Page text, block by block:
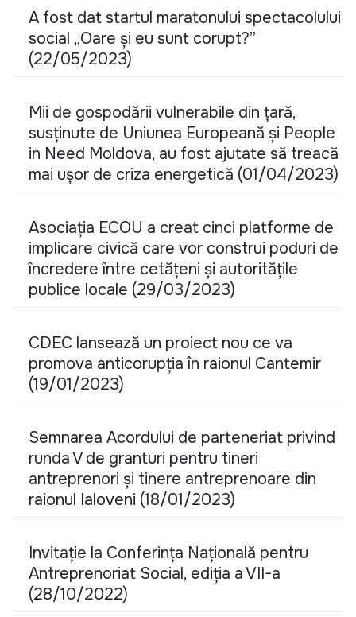
A fost dat startul maratonului spectacolului
social „Oare și eu sunt corupt?”
(22/05/2023)
Mii de gospodării vulnerabile din țară,
susținute de Uniunea Europeană și People
in Need Moldova, au fost ajutate să treacă
mai ușor de criza energetică (01/04/2023)
Asociația ECOU a creat cinci platforme de
implicare civică care vor construi poduri de
încredere între cetățeni și autoritățile
publice locale (29/03/2023)
CDEC lansează un proiect nou ce va
promova anticorupția în raionul Cantemir
(19/01/2023)
Semnarea Acordului de parteneriat privind
runda V de granturi pentru tineri
antreprenori și tinere antreprenoare din
raionul Ialoveni (18/01/2023)
Invitație la Conferința Națională pentru
Antreprenoriat Social, ediția a VII-a
(28/10/2022)